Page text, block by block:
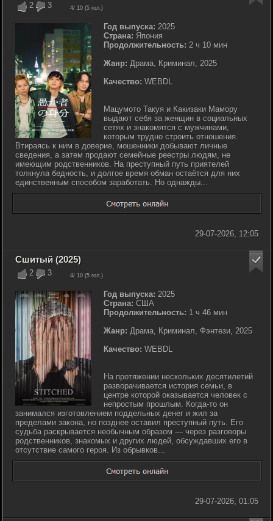
2 3 4/ 10 (5 гол.)
Год выпуска: 2025
Страна: Япония
Продолжительность: 2 ч 10 мин
Жанр: Драма, Криминал, 2025
Качество: WEBDL
Мацумото Такуя и Какизаки Мамору
выдают себя за женщин в социальных
сетях и знакомятся с мужчинами,
которым трудно строить отношения.
Втираясь к ним в доверие, мошенники добывают личные
сведения, а затем продают семейные реестры людям, не
имеющим родственников. На преступный путь приятелей
толкнула бедность, и долгое время обман остаётся для них
единственным способом заработать. Но однажды...
29-07-2026, 12:05
2 3 4/ 10 (5 гол.)
Сшитый (2025)
Год выпуска: 2025
Страна: США
Продолжительность: 1 ч 46 мин
Жанр: Драма, Криминал, Фэнтези, 2025
Качество: WEBDL
На протяжении нескольких десятилетий
разворачивается история семьи, в
центре которой оказывается человек с
непростым прошлым. Когда-то он
занимался изготовлением поддельных денег и жил за
пределами закона, но позднее оставил преступный путь. Его
судьба раскрывается необычным образом — через разговоры
родственников, знакомых и других людей, обсуждавших его в
отсутствие самого героя. Из обрывков...
29-07-2026, 01:05